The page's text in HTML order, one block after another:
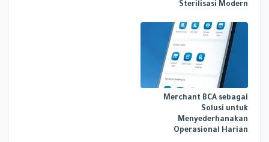
Sterilisasi Modern
Merchant BCA sebagai
Solusi untuk
Menyederhanakan
Operasional Harian